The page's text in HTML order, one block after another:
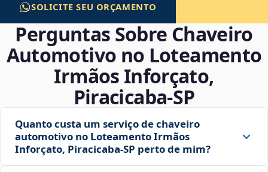
SOLICITE SEU ORÇAMENTO
Perguntas Sobre Chaveiro
Automotivo no Loteamento
Irmãos Inforçato,
Piracicaba‑SP
Quanto custa um serviço de chaveiro
automotivo no Loteamento Irmãos
Inforçato, Piracicaba‑SP perto de mim?